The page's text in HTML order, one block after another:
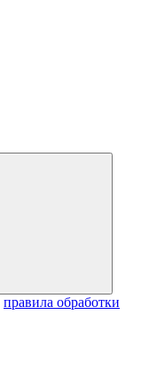
правила обработки